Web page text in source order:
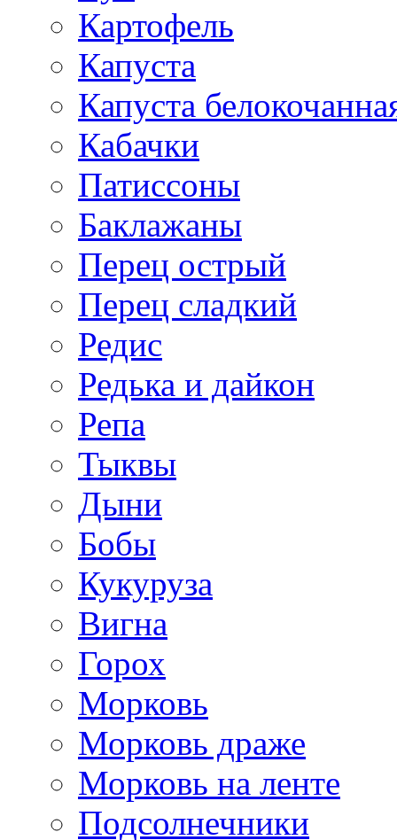
Картофель
Капуста
Капуста
Кабачки
Патиссоны
Баклажаны
Перец острый
Перец сладкий
Редис
Редька и дайкон
Репа
Тыквы
Дыни
Бобы
Кукуруза
Вигна
Горох
Морковь
Морковь драже
Морковь на ленте
Подсолнечники